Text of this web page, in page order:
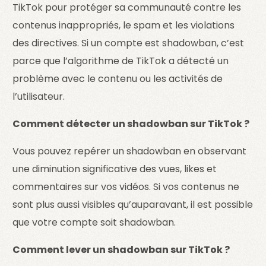
TikTok pour protéger sa communauté contre les
contenus inappropriés, le spam et les violations
des directives. Si un compte est shadowban, c’est
parce que l’algorithme de TikTok a détecté un
problème avec le contenu ou les activités de
l’utilisateur.
Comment détecter un shadowban sur TikTok ?
Vous pouvez repérer un shadowban en observant
une diminution significative des vues, likes et
commentaires sur vos vidéos. Si vos contenus ne
sont plus aussi visibles qu’auparavant, il est possible
que votre compte soit shadowban.
Comment lever un shadowban sur TikTok ?